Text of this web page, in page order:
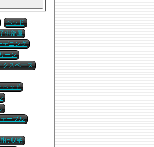
ベッド
供部屋
デニング
ーン
クスペース
ベッド
ーブル
け収納